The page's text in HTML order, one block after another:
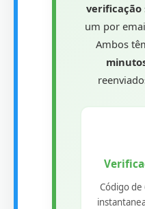
verificação
um por
Ambos
Código